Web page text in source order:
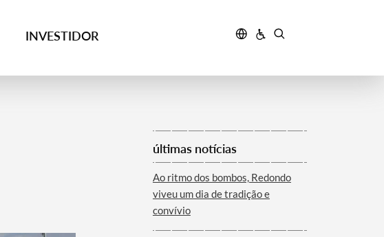
INVESTIDOR
últimas notícias
Ao ritmo dos bombos, Redondo
viveu um dia de tradição e
convívio